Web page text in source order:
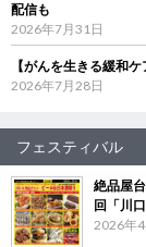
配信も
2026年7月31日
【がんを生きる緩和
2026年7月28日
フェスティバル
絶品屋
回「川
2026年